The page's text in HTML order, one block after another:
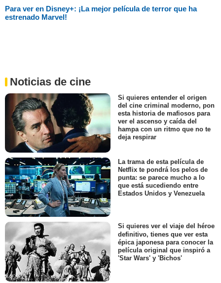
Para ver en Disney+: ¡La mejor película de terror que ha
estrenado Marvel!
Noticias de cine
Si quieres entender el origen
del cine criminal moderno, pon
esta historia de mafiosos para
ver el ascenso y caída del
hampa con un ritmo que no te
deja respirar
La trama de esta película de
Netflix te pondrá los pelos de
punta: se parece mucho a lo
que está sucediendo entre
Estados Unidos y Venezuela
Si quieres ver el viaje del héroe
definitivo, tienes que ver esta
épica japonesa para conocer la
película original que inspiró a
'Star Wars' y 'Bichos'